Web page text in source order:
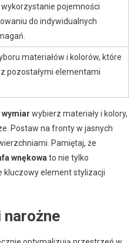
pojemności
do indywidualnych
materiałów i kolorów, które
pozostałymi elementami
wymiar wybierz materiały i kolory,
Postaw na fronty w jasnych
Pamiętaj, że
wnękowa to nie tylko
kluczowy element stylizacji
narożne